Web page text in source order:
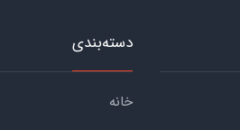
دسته‌بندی
خانه